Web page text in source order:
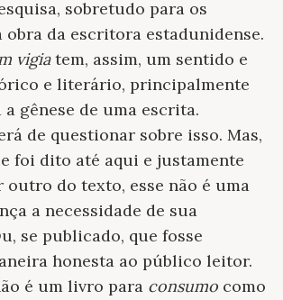
sobretudo para os
obra da escritora estadunidense.
vigiatem, assim, um sentido e
e literário, principalmente
gênese de uma escrita.
de questionar sobre isso. Mas,
foi dito até aqui e justamente
outro do texto, esse não é uma
a necessidade de sua
se publicado, que fosse
honesta ao público leitor.
é um livro para consumo como